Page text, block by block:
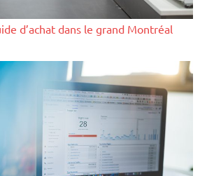
d’achat dans le grand Montréal